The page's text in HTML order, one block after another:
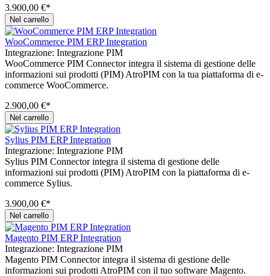
3.900,00 €*
Nel carrello
WooCommerce PIM ERP Integration
Integrazione: Integrazione PIM
WooCommerce PIM Connector integra il sistema di gestione delle
informazioni sui prodotti (PIM) AtroPIM con la tua piattaforma di e-
commerce WooCommerce.
2.900,00 €*
Nel carrello
Sylius PIM ERP Integration
Integrazione: Integrazione PIM
Sylius PIM Connector integra il sistema di gestione delle
informazioni sui prodotti (PIM) AtroPIM con la piattaforma di e-
commerce Sylius.
3.900,00 €*
Nel carrello
Magento PIM ERP Integration
Integrazione: Integrazione PIM
Magento PIM Connector integra il sistema di gestione delle
informazioni sui prodotti AtroPIM con il tuo software Magento.